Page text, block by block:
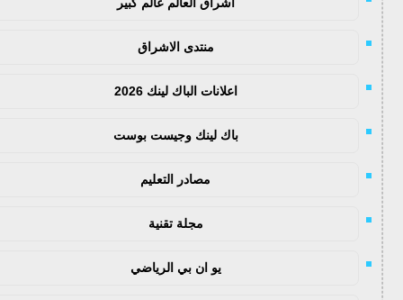
منتدى الاشراق
اعلانات الباك لينك 2026
باك لينك وجيست بوست
مصادر التعليم
مجلة تقنية
يو ان بي الرياضي